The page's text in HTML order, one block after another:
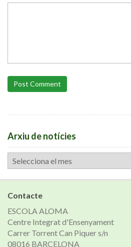
Post Comment
Arxiu de notícies
Arxiu
de
notícies
Contacte
ESCOLA ALOMA
Centre Integrat d'Ensenyament
Carrer Torrent Can Piquer s/n
08016 BARCELONA